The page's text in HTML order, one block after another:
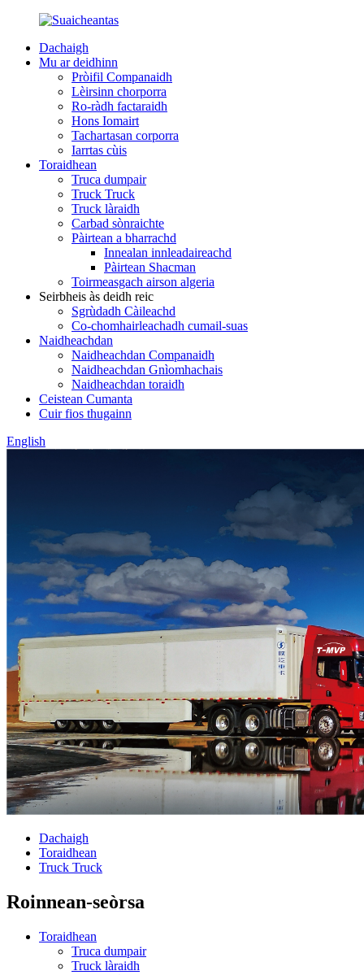
Dachaigh
Mu ar deidhinn
Pròifil Companaidh
Lèirsinn chorporra
Ro-ràdh factaraidh
Hons Iomairt
Tachartasan corporra
Iarrtas cùis
Toraidhean
Truca dumpair
Truck Truck
Truck làraidh
Carbad sònraichte
Pàirtean a bharrachd
Innealan innleadaireachd
Pàirtean Shacman
Toirmeasgach airson algeria
Seirbheis às deidh reic
Sgrùdadh Càileachd
Co-chomhairleachadh cumail-suas
Naidheachdan
Naidheachdan Companaidh
Naidheachdan Gnìomhachais
Naidheachdan toraidh
Ceistean Cumanta
Cuir fios thugainn
English
Dachaigh
Toraidhean
Truck Truck
Roinnean-seòrsa
Toraidhean
Truca dumpair
Truck làraidh